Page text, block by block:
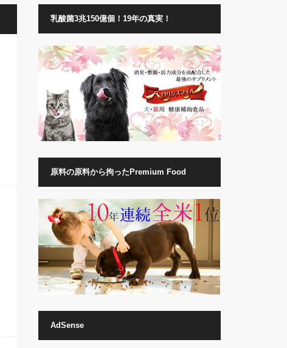
乳酸菌3兆150億個！19年の真実！
原料の原料から拘ったPremium Food
AdSense